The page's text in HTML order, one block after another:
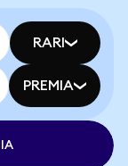
RARI
PREMIA